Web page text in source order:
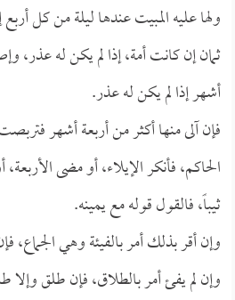
ولها عليه المبيت عندها ليلة من كل
ثمان إن كانت أمة، إذا لم يكن له عذر،
أشهر إذا لم يكن له عذر.
فإن آلى منها أكثر من أربعة أشهر
الحاكم، فأنكر الإيلاء، أو مضى
ثيباً، فالقول قوله مع يمينه.
وإن أقر بذلك أمر بالفيئة وهي الجماع،
وإن لم يفئ أمر بالطلاق، فإن طلق وإلا